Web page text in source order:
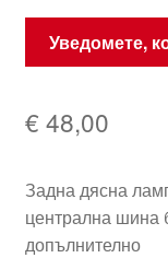
Уведомете,
€ 48,00
Задна дясна
централна шина
допълнително